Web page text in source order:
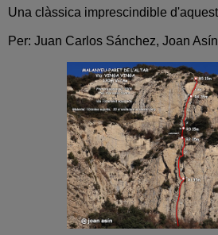
Una clàssica imprescindible
Per: Juan Carlos Sánchez, Joan